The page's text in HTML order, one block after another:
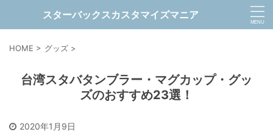
スターバックスカスタマイズマニア
HOME > グッズ >
台湾スタバタンブラー・マグカップ・グッ
ズのおすすめ23選！
2020年1月9日